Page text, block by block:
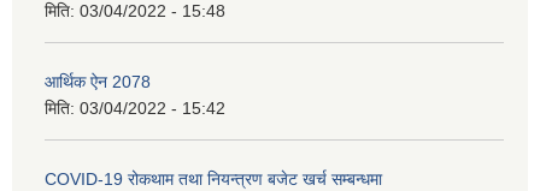
मिति: 03/04/2022 - 15:48
आर्थिक ऐन 2078
मिति: 03/04/2022 - 15:42
COVID-19 रोकथाम तथा नियन्त्रण बजेट खर्च सम्बन्धमा